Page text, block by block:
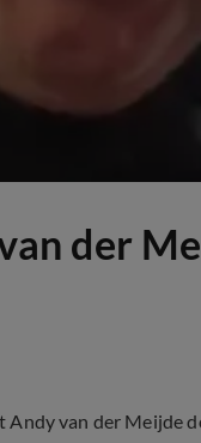
der
van der Meijde